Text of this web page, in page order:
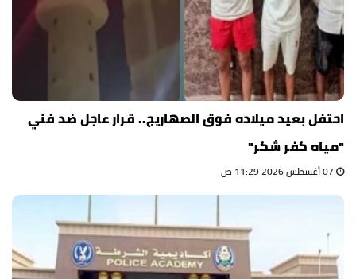
احتفل بعيد ميلاده فوق الصهاريج.. قرار عاجل ضد فني
"مياه كفر شكر"